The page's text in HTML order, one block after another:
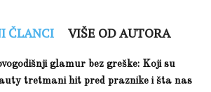
ČLANCI VIŠE OD AUTORA
glamur bez greške: Koji su
tretmani hit pred praznike i šta nas